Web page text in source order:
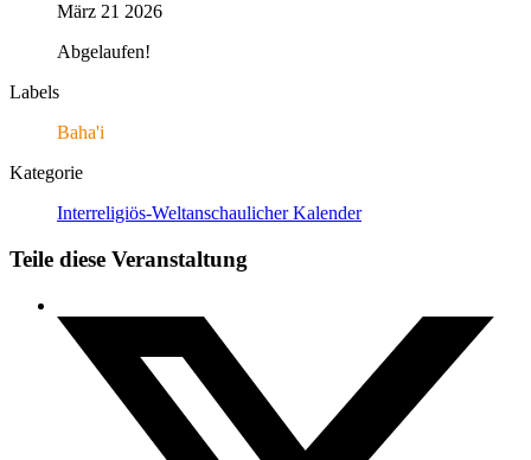
März 21 2026
Abgelaufen!
Labels
Baha'i
Kategorie
Interreligiös-Weltanschaulicher Kalender
Teile diese Veranstaltung